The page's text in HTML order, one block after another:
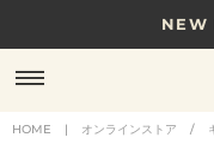
NEW
8/17(月)10時ま
贈る相手やシー
HOME | オンラインストア /